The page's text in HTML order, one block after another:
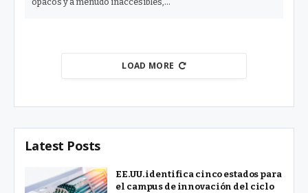
LOAD MORE
Latest Posts
EE.UU. identifica cinco estados para
el campus de innovación del ciclo